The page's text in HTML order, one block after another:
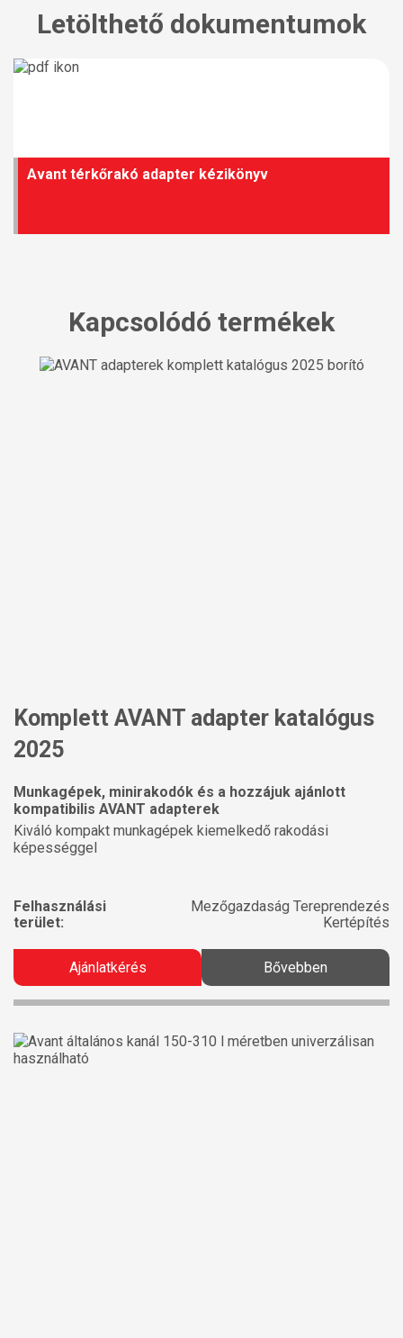
Letölthető dokumentumok
Avant térkőrakó adapter kézikönyv
Kapcsolódó termékek
Komplett AVANT adapter katalógus
2025
Munkagépek, minirakodók és a hozzájuk ajánlott
kompatibilis AVANT adapterek
Kiváló kompakt munkagépek kiemelkedő rakodási
képességgel
Felhasználási
terület:
Mezőgazdaság Tereprendezés
Kertépítés
Ajánlatkérés Bővebben